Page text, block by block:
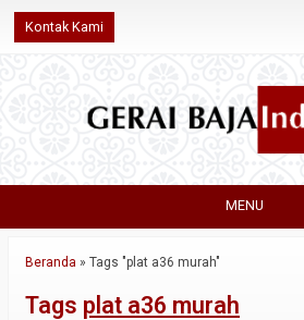
Kontak Kami
MENU
Beranda » Tags "plat a36 murah"
Tags plat a36 murah